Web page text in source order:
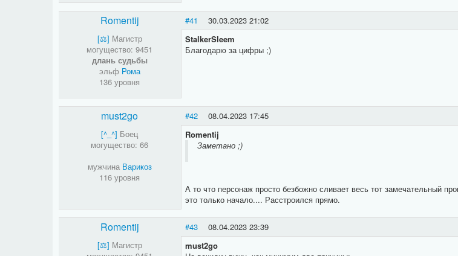
Romentij #41 30.03.2023 21:02
[⚖​] Магистр
могущество: 9451
длань судьбы
эльф Рома
136 уровня
StalkerSleem
Благодарю за цифры ;)
must2go #42 08.04.2023 17:45
[^_^] Боец
могущество: 66
мужчина Варикоз
116 уровня
Romentij
Заметано ;)
А то что персонаж просто безбожно сливает весь тот замечательный
это только начало.... Расстроился прямо.
Romentij #43 08.04.2023 23:39
[⚖​] Магистр
must2go